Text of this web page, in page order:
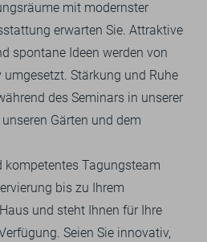
mit modernster
erwarten Sie. Attraktive
spontane Ideen werden von
Stärkung und Ruhe
des Seminars in unserer
Gärten und dem
kompetentes Tagungsteam
bis zu Ihrem
und steht Ihnen für Ihre
Seien Sie innovativ,